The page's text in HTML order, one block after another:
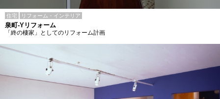
住宅 リフォーム・インテリア
泉町-Yリフォーム
「終の棲家」としてのリフォーム計画